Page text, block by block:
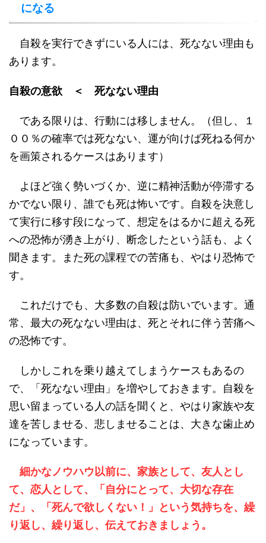
になる
自殺を実行できずにいる人には、死なない理由も
あります。
自殺の意欲 ＜ 死なない理由
である限りは、行動には移しません。（但し、１
００％の確率では死なない、運が向けば死ねる何か
を画策されるケースはあります）
よほど強く勢いづくか、逆に精神活動が停滞する
かでない限り、誰でも死は怖いです。自殺を決意し
て実行に移す段になって、想定をはるかに超える死
への恐怖が湧き上がり、断念したという話も、よく
聞きます。また死の課程での苦痛も、やはり恐怖で
す。
これだけでも、大多数の自殺は防いでいます。通
常、最大の死なない理由は、死とそれに伴う苦痛へ
の恐怖です。
しかしこれを乗り越えてしまうケースもあるの
で、「死なない理由」を増やしておきます。自殺を
思い留まっている人の話を聞くと、やはり家族や友
達を苦しませる、悲しませることは、大きな歯止め
になっています。
細かなノウハウ以前に、家族として、友人とし
て、恋人として、「自分にとって、大切な存在
だ」、「死んで欲しくない！」という気持ちを、繰
り返し、繰り返し、伝えておきましょう。